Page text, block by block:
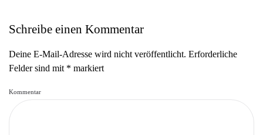
Schreibe einen Kommentar
Deine E-Mail-Adresse wird nicht veröffentlicht. Erforderliche
Felder sind mit * markiert
Kommentar